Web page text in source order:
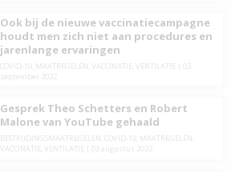
Ook bij de nieuwe vaccinatiecampagne
houdt men zich niet aan procedures en
jarenlange ervaringen
COVID-19, MAATREGELEN VACCINATIE VENTILATIE
03
september 2022
Gesprek Theo Schetters en Robert
Malone van YouTube gehaald
BESTRIJDINGSMAATREGELEN COVID-19, MAATREGELEN
VACCINATIE
VENTILATIE 03 augustus 2022